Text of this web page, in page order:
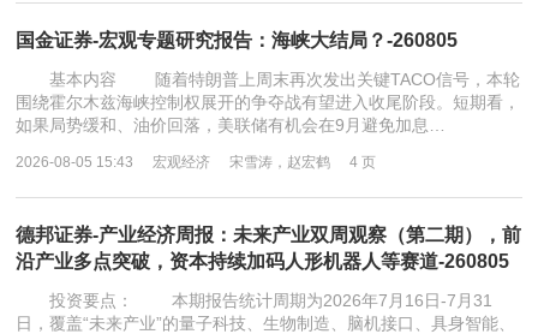
国金证券-宏观专题研究报告：海峡大结局？-260805
基本内容 随着特朗普上周末再次发出关键TACO信号，本轮
围绕霍尔木兹海峡控制权展开的争夺战有望进入收尾阶段。短期看，
如果局势缓和、油价回落，美联储有机会在9月避免加息…
2026-08-05 15:43 宏观经济 宋雪涛，赵宏鹤 4 页
德邦证券-产业经济周报：未来产业双周观察（第二期），前
沿产业多点突破，资本持续加码人形机器人等赛道-260805
投资要点： 本期报告统计周期为2026年7月16日-7月31
日，覆盖“未来产业”的量子科技、生物制造、脑机接口、具身智能、